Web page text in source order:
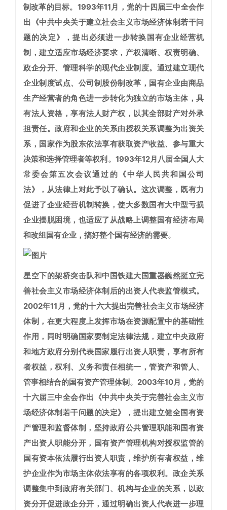
制改革的目标。1993年11月，党的十四届三中全会作
出《中共中央关于建立社会主义市场经济体制若干问
题的决定》，提出必须进一步转换国有企业经营机
制，建立适应市场经济要求，产权清晰、权责明确、
政企分开、管理科学的现代企业制度。通过建立现代
企业制度试点、公司制股份制改革，国有企业由商品
生产经营者的角色进一步转化为独立的市场主体，具
有法人资格，享有法人财产权，以其全部财产对外承
担责任。政府和企业的关系由授权关系调整为出资关
系，国家作为股东依法享有获取资产收益、参与重大
决策和选择管理者等权利。1993年12月八届全国人大
常委会第五次会议通过的《中华人民共和国公司
法》，从法律上对此予以了确认。这次调整，既有力
促进了企业经营机制转换，使大多数国有大中型亏损
企业摆脱困境，也适应了从战略上调整国有经济布局
和改组国有企业，搞好整个国有经济的需要。
星空下的架桥突击队和中国铁建大国重器巍然挺立完
善社会主义市场经济体制后的出资人代表监管模式。
2002年11月，党的十六大提出完善社会主义市场经济
体制，在更大程度上发挥市场在资源配置中的基础性
作用，同时明确国家要制定法律法规，建立中央政府
和地方政府分别代表国家履行出资人职责，享有所有
者权益，权利、义务和责任相统一，管资产和管人、
管事相结合的国有资产管理体制。2003年10月，党的
十六届三中全会作出《中共中央关于完善社会主义市
场经济体制若干问题的决定》，提出建立健全国有资
产管理和监督体制，坚持政府公共管理职能和国有资
产出资人职能分开，国有资产管理机构对授权监管的
国有资本依法履行出资人职责，维护所有者权益，维
护企业作为市场主体依法享有的各项权利。政企关系
调整集中到政府有关部门、机构与企业的关系，以政
资分开促进政企分开，通过明确出资人代表进一步理